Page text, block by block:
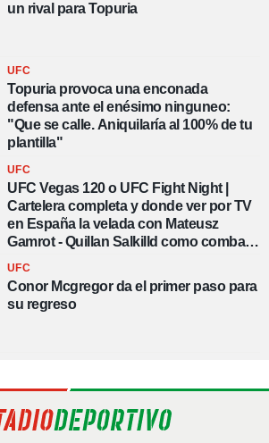
un rival para Topuria
UFC
Topuria provoca una enconada
defensa ante el enésimo ninguneo:
"Que se calle. Aniquilaría al 100% de tu
plantilla"
UFC
UFC Vegas 120 o UFC Fight Night |
Cartelera completa y donde ver por TV
en España la velada con Mateusz
Gamrot - Quillan Salkilld como combate
UFC
Conor Mcgregor da el primer paso para
su regreso